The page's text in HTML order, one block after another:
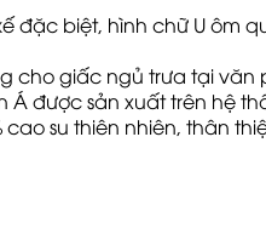
đặc biệt, hình chữ U ôm
cho giấc ngủ trưa tại văn
Á được sản xuất trên hệ
cao su thiên nhiên, thân